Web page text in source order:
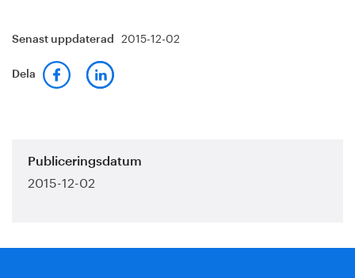
Senast uppdaterad 2015-12-02
Dela
Publiceringsdatum
2015-12-02